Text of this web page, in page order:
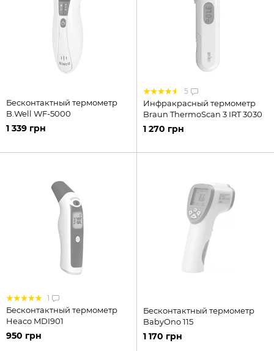
Бесконтактный термометр
B.Well WF-5000
1 339 грн
5
Инфракрасный термометр
Braun ThermoScan 3 IRT 3030
1 270 грн
1
Бесконтактный термометр
Heaco MDI901
950 грн
Бесконтактный термометр
BabyOno 115
1 170 грн